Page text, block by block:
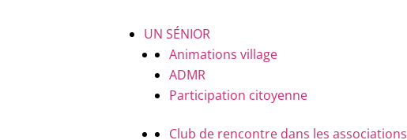
UN SÉNIOR
Animations village
ADMR
Participation citoyenne
Club de rencontre dans les associations